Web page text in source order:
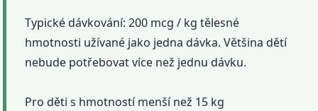
Typické dávkování: 200 mcg / kg tělesné
hmotnosti užívané jako jedna dávka. Většina dětí
nebude potřebovat více než jednu dávku.
Pro děti s hmotností menší než 15 kg